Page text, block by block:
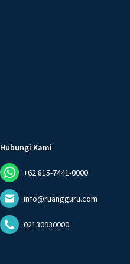
Hubungi Kami
+62 815-7441-0000
info@ruangguru.com
02130930000